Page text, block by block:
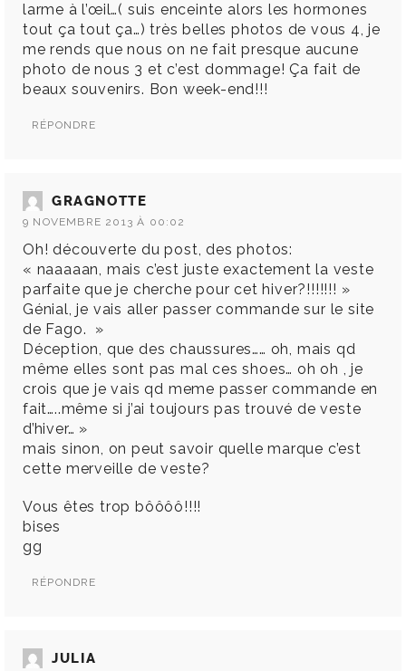
larme à l’œil…( suis enceinte alors les hormones
tout ça tout ça…) très belles photos de vous 4, je
me rends que nous on ne fait presque aucune
photo de nous 3 et c’est dommage! Ça fait de
beaux souvenirs. Bon week-end!!!
RÉPONDRE
GRAGNOTTE
9 NOVEMBRE 2013 À 00:02
Oh! découverte du post, des photos:
« naaaaan, mais c’est juste exactement la veste
parfaite que je cherche pour cet hiver?!!!!!!! »
Génial, je vais aller passer commande sur le site
de Fago. »
Déception, que des chaussures…… oh, mais qd
même elles sont pas mal ces shoes… oh oh , je
crois que je vais qd meme passer commande en
fait…..même si j’ai toujours pas trouvé de veste
d’hiver… »
mais sinon, on peut savoir quelle marque c’est
cette merveille de veste?
Vous êtes trop bôôôô!!!!
bises
gg
RÉPONDRE
JULIA